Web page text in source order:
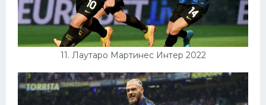
11. Лаутаро Мартинес Интер 2022